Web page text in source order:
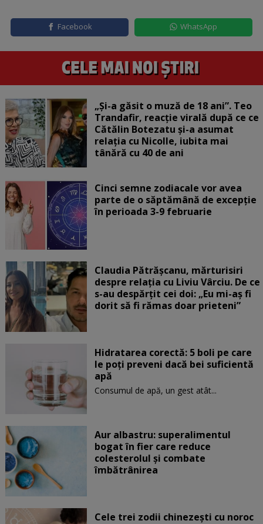
Facebook WhatsApp
„Și-a găsit o muză de 18 ani”. Teo
Trandafir, reacție virală după ce ce
Cătălin Botezatu și-a asumat
relația cu Nicolle, iubita mai
tânără cu 40 de ani
Cinci semne zodiacale vor avea
parte de o săptămână de excepție
în perioada 3-9 februarie
Claudia Pătrășcanu, mărturisiri
despre relația cu Liviu Vârciu. De ce
s-au despărțit cei doi: „Eu mi-aș fi
dorit să fi rămas doar prieteni”
Hidratarea corectă: 5 boli pe care
le poți preveni dacă bei suficientă
apă
Consumul de apă, un gest atât...
Aur albastru: superalimentul
bogat în fier care reduce
colesterolul și combate
îmbătrânirea
Cele trei zodii chinezești cu noroc